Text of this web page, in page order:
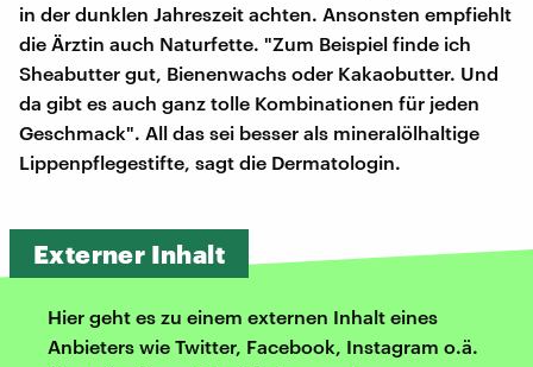
in der dunklen Jahreszeit achten. Ansonsten empfiehlt
die Ärztin auch Naturfette. "Zum Beispiel finde ich
Sheabutter gut, Bienenwachs oder Kakaobutter. Und
da gibt es auch ganz tolle Kombinationen für jeden
Geschmack". All das sei besser als mineralölhaltige
Lippenpflegestifte, sagt die Dermatologin.
Externer Inhalt
Hier geht es zu einem externen Inhalt eines
Anbieters wie Twitter, Facebook, Instagram o.ä.